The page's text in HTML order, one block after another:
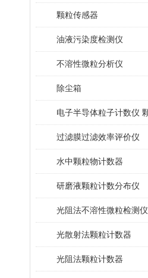
颗粒传感器
油液污染度检测仪
不溶性微粒分析仪
除尘箱
过滤膜过滤效率评价仪
水中颗粒物计数器
研磨液颗粒计数分布仪
光阻法不溶性微粒检测仪
光散射法颗粒计数器
光阻法颗粒计数器